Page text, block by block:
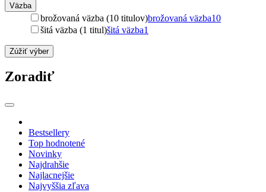
Väzba
brožovaná väzba (10 titulov)brožovaná väzba10
šitá väzba (1 titul)šitá väzba1
Zúžiť výber
Zoradiť
Bestsellery
Top hodnotené
Novinky
Najdrahšie
Najlacnejšie
Najvyššia zľava